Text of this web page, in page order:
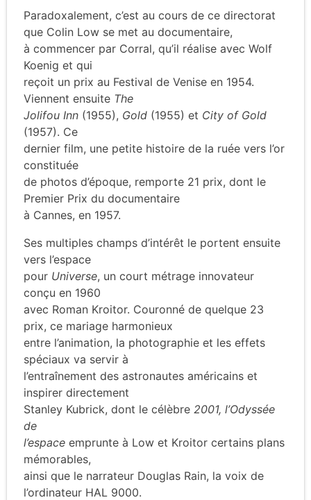
Paradoxalement, c’est au cours de ce directorat
que Colin Low se met au documentaire,
à commencer par Corral, qu’il réalise avec Wolf
Koenig et qui
reçoit un prix au Festival de Venise en 1954.
Viennent ensuite The
Jolifou Inn (1955), Gold (1955) et City of Gold
(1957). Ce
dernier film, une petite histoire de la ruée vers l’or
constituée
de photos d’époque, remporte 21 prix, dont le
Premier Prix du documentaire
à Cannes, en 1957.
Ses multiples champs d’intérêt le portent ensuite
vers l’espace
pour Universe, un court métrage innovateur
conçu en 1960
avec Roman Kroitor. Couronné de quelque 23
prix, ce mariage harmonieux
entre l’animation, la photographie et les effets
spéciaux va servir à
l’entraînement des astronautes américains et
inspirer directement
Stanley Kubrick, dont le célèbre 2001, l’Odyssée
de
l’espace emprunte à Low et Kroitor certains plans
mémorables,
ainsi que le narrateur Douglas Rain, la voix de
l’ordinateur HAL 9000.